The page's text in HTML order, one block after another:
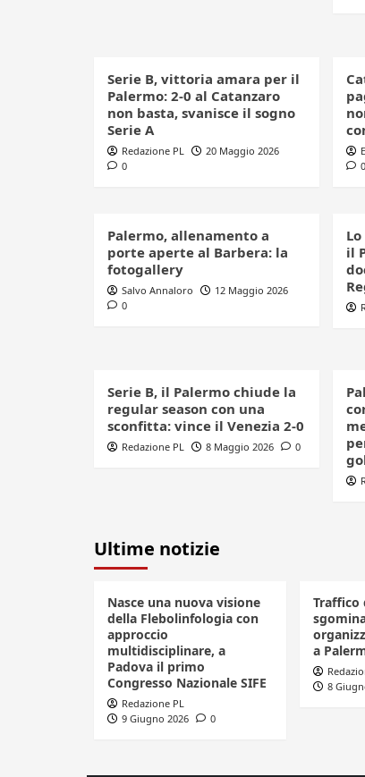
Serie B, vittoria amara per il
Palermo: 2-0 al Catanzaro
non basta, svanisce il sogno
Serie A
Redazione PL
20 Maggio 2026
0
0
Palermo, allenamento a
porte aperte al Barbera: la
fotogallery
Salvo Annaloro
12 Maggio 2026
0
il
Serie B, il Palermo chiude la
regular season con una
sconfitta: vince il Venezia 2-0
Redazione PL 8 Maggio 2026 0
Ultime notizie
Nasce una nuova visione
della Flebolinfologia con
approccio
multidisciplinare, a
Padova il primo
Congresso Nazionale SIFE
Redazione PL
9 Giugno 2026
0
Traffico
a
8